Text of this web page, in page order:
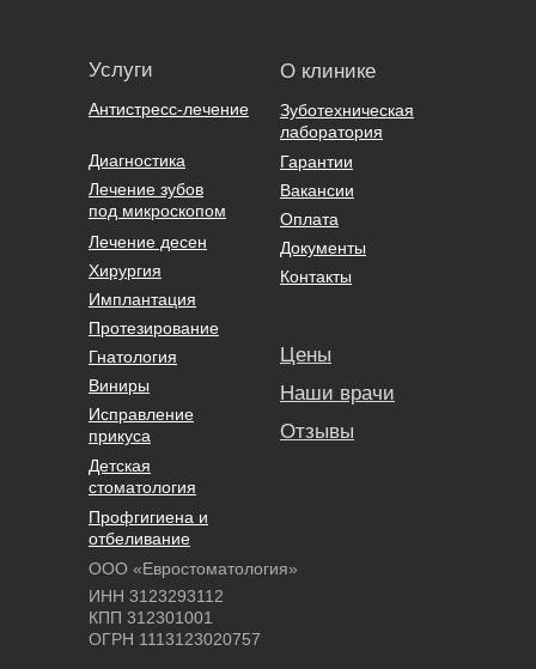
ООО «Евростоматология»
ИНН 3123293112
КПП 312301001
ОГРН 1113123020757
Антистресс-лечение
Диагностика
Лечение зубов
под микроскопом
Лечение десен
Хирургия
Имплантация
Протезирование
Гнатология
Исправление
прикуса
Виниры
Профгигиена и
отбеливание
Детская
стоматология
Услуги
Зуботехническая
лаборатория
Гарантии
Вакансии
Оплата
Документы
О клинике
Цены
Наши врачи
Отзывы
Контакты